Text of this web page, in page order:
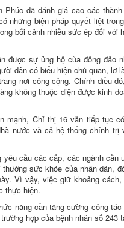
Phúc đã đánh giá cao các
những biện pháp quyết liệt
bối cảnh nhiều sức ép đối
được sự ủng hộ của đông đảo
dân có biểu hiện chủ quan, lơ
nơi công cộng. Chính điều
không thuộc diện được kinh
mạnh, Chỉ thị 16 vẫn tiếp tục
nước và cả hệ thống chính
yêu cầu các cấp, các ngành
sức khỏe của nhân dân,
Vì vậy, việc giữ khoảng
thực hiện.
năng cần tăng cường công
hợp của bệnh nhân số